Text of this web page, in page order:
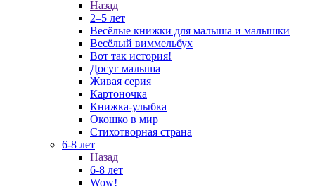
Назад
2–5 лет
Весёлые книжки для малыша и малышки
Весёлый виммельбух
Вот так история!
Досуг малыша
Живая серия
Картоночка
Книжка-улыбка
Окошко в мир
Стихотворная страна
6-8 лет
Назад
6-8 лет
Wow!